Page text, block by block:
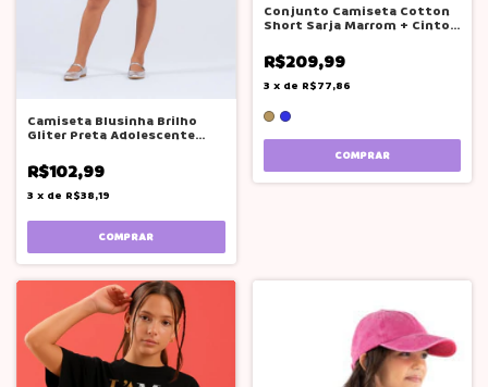
Camiseta Blusinha Brilho
Gliter Preta Adolescente
R$102,99
3 x de R$38,19
COMPRAR
Conjunto Camiseta Cotton
Short Sarja Marrom + Cinto
R$209,99
3 x de R$77,86
COMPRAR